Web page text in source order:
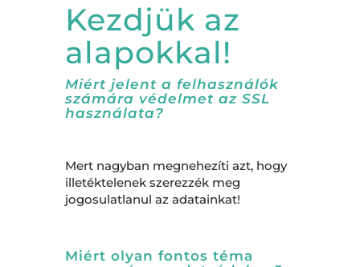
Kezdjük az
alapokkal!
Miért jelent a felhasználók
számára védelmet az SSL
használata?
Mert nagyban megnehezíti azt, hogy
illetéktelenek szerezzék meg
jogosulatlanul az adatainkat!
Miért olyan fontos téma